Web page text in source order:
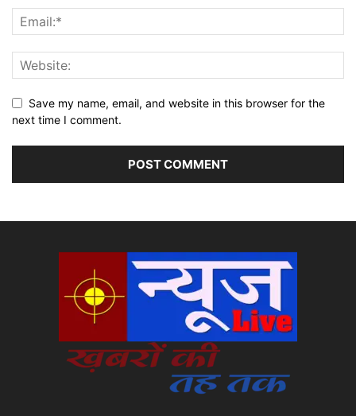
Save my name, email, and website in this browser for the
next time I comment.